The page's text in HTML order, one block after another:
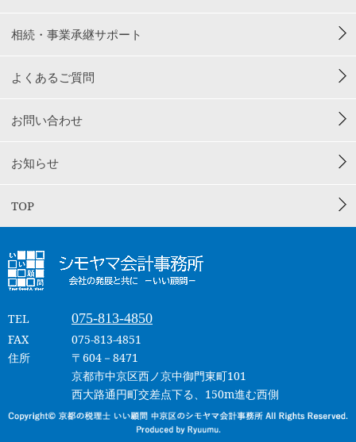
相続・事業承継サポート
よくあるご質問
お問い合わせ
お知らせ
TOP
TEL 075-813-4850
FAX
075-813-4851
住所
〒604－8471
京都市中京区西ノ京中御門東町101
西大路通円町交差点下る、150m進む西側